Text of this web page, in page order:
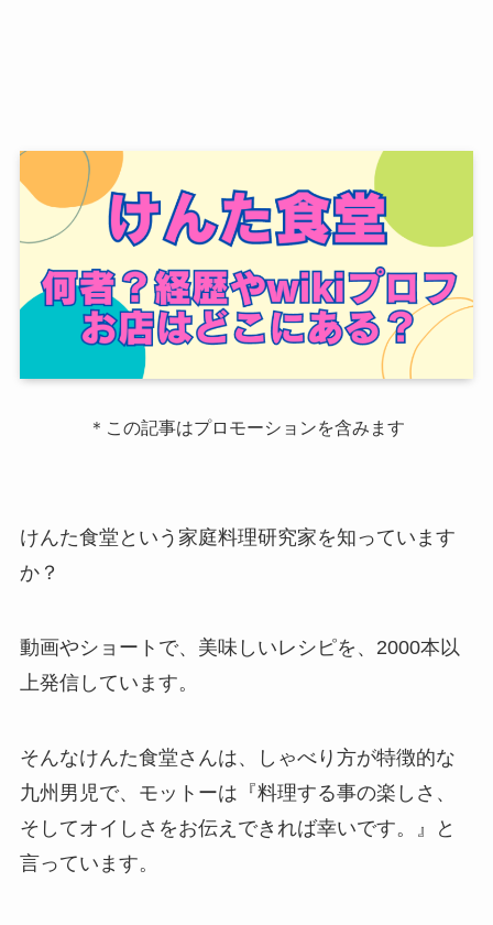
＊この記事はプロモーションを含みます
けんた食堂という家庭料理研究家を知っています
か？
動画やショートで、美味しいレシピを、2000本以
上発信しています。
そんなけんた食堂さんは、しゃべり方が特徴的な
九州男児で、モットーは『料理する事の楽しさ、
そしてオイしさをお伝えできれば幸いです。』と
言っています。